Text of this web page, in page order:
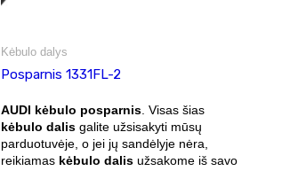
Kėbulo dalys
Posparnis 1331FL-2
AUDI kėbulo posparnis. Visas šias
kėbulo dalisgalite užsisakyti mūsų
parduotuvėje, o jei jų sandėlyje nėra,
reikiamas kėbulo dalisužsakome iš savo